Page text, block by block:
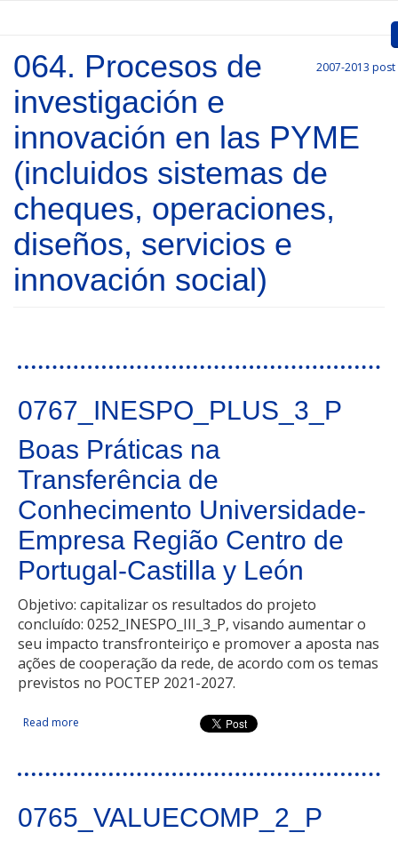
Presentation
Call for entries
Communication
Documents
2007-2013 post
064. Procesos de
investigación e
innovación en las PYME
(incluidos sistemas de
cheques, operaciones,
diseños, servicios e
innovación social)
0767_INESPO_PLUS_3_P
Boas Práticas na
Transferência de
Conhecimento Universidade-
Empresa Região Centro de
Portugal-Castilla y León
Objetivo: capitalizar os resultados do projeto
concluído: 0252_INESPO_III_3_P, visando aumentar o
seu impacto transfronteiriço e promover a aposta nas
ações de cooperação da rede, de acordo com os temas
previstos no POCTEP 2021-2027.
Read more about Boas Práticas na Transferência de Conhecimento
Universidade-Empresa Região Centro de Portugal-Castilla y
0765_VALUECOMP_2_P